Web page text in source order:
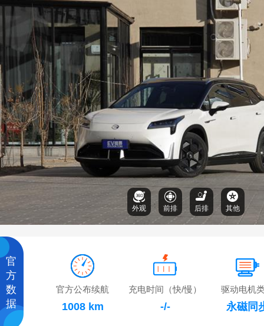
外观 前排 后排 其他
官
方
数
据
官方公布续航
1008 km
充电时间（快/慢）
-/-
驱动电机
永磁同